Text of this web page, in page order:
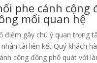
phe cánh cộng
mối quan hệ
điểm gây chú ý quan trọng
tài liên kết Quý khách
cộng đồng phổ quát với